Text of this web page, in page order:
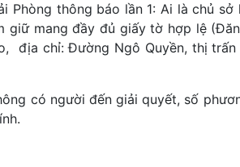
Phòng thông báo lần 1: Ai là chủ
giữ mang đầy đủ giấy tờ hợp lệ
địa chỉ: Đường Ngô Quyền, thị trấn
có người đến giải quyết, số